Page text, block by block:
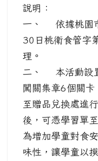
說明：
一、 依據桃園
30日桃衛食管字
理。
二、 本活動設置
闖關集章6個關
至贈品兌換處進
後，可憑學習單
為增加學童對食
味性，讓學童以